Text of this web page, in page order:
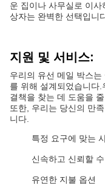
운 집이나 사무실로 이
상자는 완벽한 선택입니
지원 및 서비스:
우리의 유선 메일 박스
를 위해 설계되었습니다
결책을 찾는 데 도움을
또한, 우리는 당신의 만
니다.
특정 요구에 맞는
신속하고 신뢰할
유연한 지불 옵션